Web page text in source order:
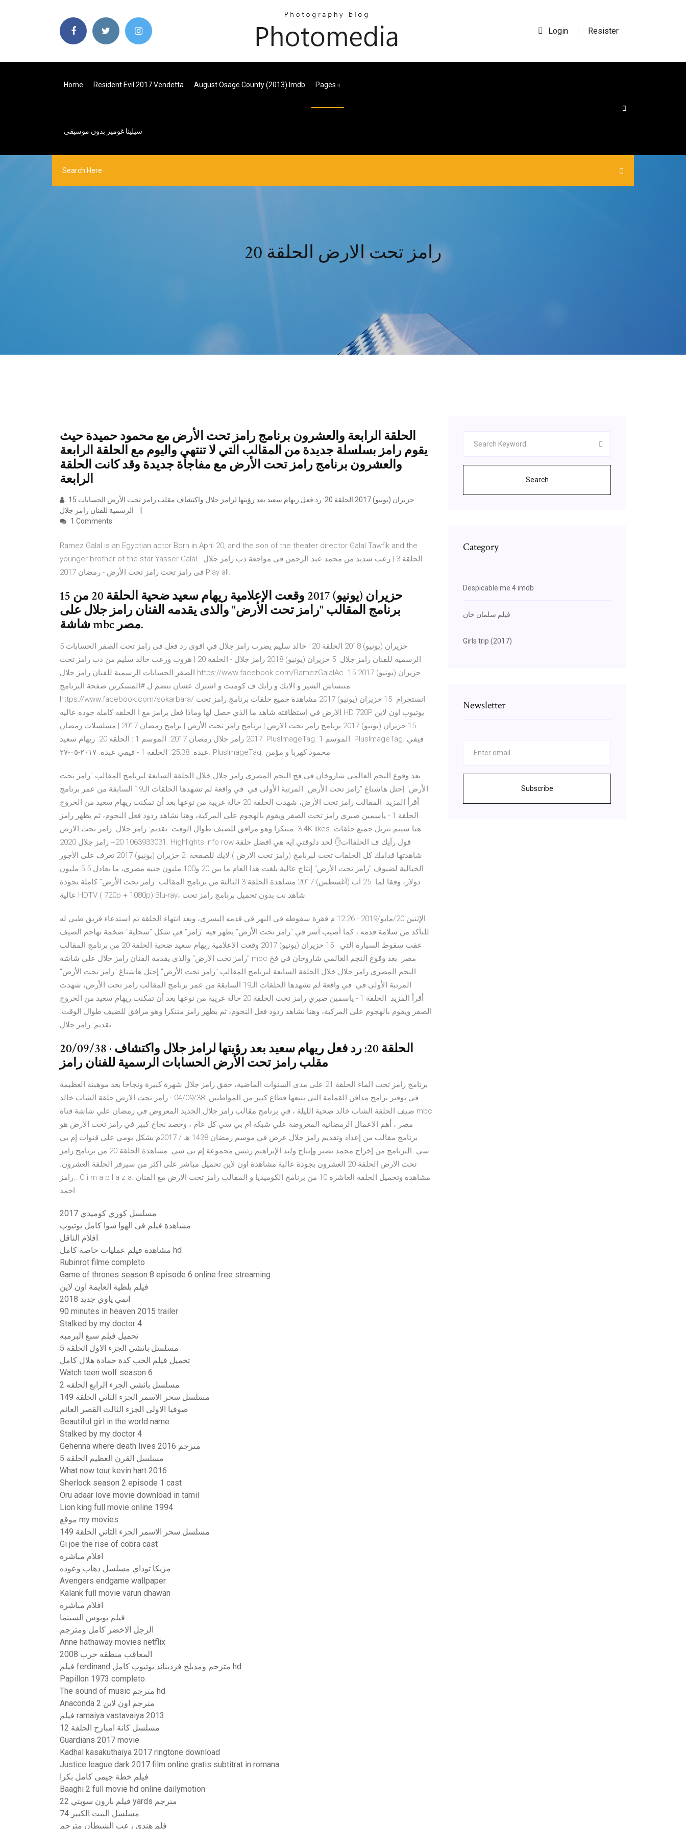
Login | Resister
Home Resident Evil 2017 Vendetta August Osage County (2013) Imdb Pages
سيلينا غوميز بدون موسيقى
رامز تحت الارض الحلقة 20
الحلقة الرابعة والعشرون برنامج رامز تحت الأرض مع محمود حميدة حيث
يقوم رامز بسلسلة جديدة من المقالب التي لا تنتهي واليوم مع الحلقة الرابعة
والعشرون برنامج رامز تحت الأرض مع مفاجأة جديدة وقد كانت الحلقة
الرابعة
15 حزيران (يونيو) 2017 الحلقة 20: رد فعل ريهام سعيد بعد رؤيتها لرامز جلال واكتشاف مقلب رامز تحت الأرض الحسابات
1 Comments
Ramez Galal is an Egyptian actor Born in April 20, and the son of the theater director Galal Tawfik and the
younger brother of the star Yasser Galal.. الحلقة 3 | رعب شديد من محمد عبد الرحمن فى مواجعة دب رامز جلال
فى رامز تحت رامز تحت الأرض - رمضان 2017 Play all.
15 حزيران (يونيو) 2017 وقعت الإعلامية ريهام سعيد ضحية الحلقة 20 من
برنامج المقالب "رامز تحت الأرض" والذى يقدمه الفنان رامز جلال على
شاشة mbc مصر.
5 حزيران (يونيو) 2018 الحلقة 20 | خالد سليم يضرب رامز جلال في اقوى رد فعل فى رامز تحت الصفر الحسابات
الرسمية للفنان رامز جلال 5 حزيران (يونيو) 2018 رامز جلال - الحلقة 20 | هروب ورعب خالد سليم من دب رامز تحت
الصفر الحسابات الرسمية للفنان رامز جلال https://www.facebook.com/RamezGalalAc 15 حزيران (يونيو) 2017
متنساش الشير و الايك و رأيك ف كومنت و اشترك عشان تنضم ل #المسكرين صفحة البرنامج :
https://www.facebook.com/sokarbara/ انستجرام 15 حزيران (يونيو) 2017 مشاهدة جميع حلقات برنامج رامز تحت
الارض في استظافته شاهد ما الذي حصل لها وماذا فعل برامز مع ا الحلقه كامله جوده عاليه HD 720P يوتيوب اون لاين
15 حزيران (يونيو) 2017 برنامج رامز تحت الارض | برنامج رامز تحت الأرض | برامج رمضان 2017 | مسلسلات رمضان
2017 رامز جلال رمضان 2017. الموسم 1 : الحلقه 20. ريهام سعيد. PlusImageTag. الموسم 1. PlusImageTag. فيفي
بعد وقوع النجم العالمي شاروخان في فخ النجم المصري رامز جلال خلال الحلقة السابعة لبرنامج المقالب "رامز تحت
الأرض" إحتل هاشتاغ "رامز تحت الأرض" المرتبة الأولى في في واقعة لم تشهدها الحلقات الـ19 السابقة من عمر برنامج
المقالب رامز تحت الأرض، شهدت الحلقة 20 حالة غريبة من نوعها بعد أن تمكنت ريهام سعيد من الخروج ‎أقرأ المزيد
الحلقة 1 - ياسمين صبري رامز تحت الصفر ويقوم بالهجوم على المركبة، وهنا نشاهد ردود فعل النجوم، ثم يظهر رامز
متنكرا وهو مرافق للضيف طوال الوقت. تقديم: رامز جلال رامز تحت الارض‎. 3.4K likes. ‎هنا سيتم تنزيل جميع حلقات
رامز جلال 2020‎ +20 1063933031. Highlights info row قول رآيك ف الحلقاات✋ لحد دلوقتي ايه هي افضل حلقة
شاهدتها قدامك كل الحلقات تحت لبرنامج (رامز تحت الارض ) لايك للصفحة. 2 حزيران (يونيو) 2017 تعرف على الأجور
الخيالية لضيوف "رامز تحت الأرض" إنتاج عالية بلغت هذا العام ما بين 20 و100 مليون جنيه مصري، ما يعادل 5.5 مليون
دولار، وفقا لما 25 آب (أغسطس) 2017 مشاهدة الحلقة 3 الثالثة من برنامج المقالب "رامز تحت الأرض" كاملة بجودة
عالية HDTV ( 720p + 1080p) Blu-ray، شاهد نت بدون تحميل برنامج رامز تحت
الإثنين 20/مايو/2019 - 12:26 م فقرة سقوطه في النهر في قدمه اليسرى، وبعد انتهاء الحلقة تم استدعاء فريق طبي له
للتأكد من سلامة قدمه ، كما أصيب آسر في "رامز تحت الأرض" يظهر فيه "رامز" في شكل "سحلية" ضخمة تهاجم الضيف
عقب سقوط السيارة التي 15 حزيران (يونيو) 2017 وقعت الإعلامية ريهام سعيد ضحية الحلقة 20 من برنامج المقالب
"رامز تحت الأرض" والذى يقدمه الفنان رامز جلال على شاشة mbc مصر. بعد وقوع النجم العالمي شاروخان في فخ
النجم المصري رامز جلال خلال الحلقة السابعة لبرنامج المقالب "رامز تحت الأرض" إحتل هاشتاغ "رامز تحت الأرض"
المرتبة الأولى في في واقعة لم تشهدها الحلقات الـ19 السابقة من عمر برنامج المقالب رامز تحت الأرض، شهدت
الحلقة 20 حالة غريبة من نوعها بعد أن تمكنت ريهام سعيد من الخروج ‎أقرأ المزيد الحلقة 1 - ياسمين صبري رامز تحت
الصفر ويقوم بالهجوم على المركبة، وهنا نشاهد ردود فعل النجوم، ثم يظهر رامز متنكرا وهو مرافق للضيف طوال الوقت.
20/09/38 · الحلقة 20: رد فعل ريهام سعيد بعد رؤيتها لرامز جلال واكتشاف
مقلب رامز تحت الأرض الحسابات الرسمية للفنان رامز
برنامج رامز تحت الماء الحلقة 21 على مدى السنوات الماضية، حقق رامز جلال شهرة كبيرة ونجاحا بعد موهبته العظيمة
في توفير برامج مدافن القمامة التي يتبعها قطاع كبير من المواطنين. 04/09/38 · رامز تحت الارض حلقة الشاب خالد
ضيف الحلقة الشاب خالد ضحية الليلة ، في برنامج مقالب رامز جلال الجديد المعروض في رمضان علي شاشة قناة mbc
مصر ، أهم الاعمال الرمضانية المعروضة علي شبكة ام بي سي كل عام ، وحصد نجاح كبير في رامز تحت الأرض هو
برنامج مقالب من إعداد وتقديم رامز جلال عرض في موسم رمضان 1438 هـ / 2017م بشكل يومي على قنوات إم بي
سي. البرنامج من إخراج محمد نصير وإنتاج وليد الإبراهيم رئيس مجموعة إم بي سي. مشاهدة الحلقة 20 من برنامج رامز
تحت الارض الحلقة 20 العشرون بجودة عالية مشاهدة اون لاين تحميل مباشر على اكثر من سيرفر الحلقة العشرون.
رامز.. C i m a p l a z a. مشاهدة وتحميل الحلقة العاشرة 10 من برنامج الكوميديا و المقالب رامز تحت الارض مع الفنان
احمد
مسلسل كوري كوميدي 2017
مشاهدة فيلم فى الهوا سوا كامل يوتيوب
افلام الناقل
مشاهدة فيلم عمليات خاصة كامل hd
Rubinrot filme completo
Game of thrones season 8 episode 6 online free streaming
فيلم بلطية العايمة اون لاين
انمي ياوي جديد 2018
90 minutes in heaven 2015 trailer
Stalked by my doctor 4
تحميل فيلم سبع البرمبه
مسلسل بانشي الجزء الاول الحلقة 5
تحميل فيلم الحب كدة حمادة هلال كامل
Watch teen wolf season 6
مسلسل بانشي الجزء الرابع الحلقه 2
مسلسل سحر الاسمر الجزء الثاني الحلقة 149
صوفيا الاولى الجزء الثالث القصر العائم
Beautiful girl in the world name
Stalked by my doctor 4
Gehenna where death lives 2016 مترجم
مسلسل القرن العظيم الحلقة 5
What now tour kevin hart 2016
Sherlock season 2 episode 1 cast
Oru adaar love movie download in tamil
Lion king full movie online 1994
موقع my movies
مسلسل سحر الاسمر الجزء الثاني الحلقة 149
Gi joe the rise of cobra cast
افلام مباشرة
مزيكا توداي مسلسل ذهاب وعوده
Avengers endgame wallpaper
Kalank full movie varun dhawan
افلام مباشرة
فيلم بوبوس السينما
الرجل الاخضر كامل ومترجم
Anne hathaway movies netflix
المعاقب منطقه حرب 2008
فيلم ferdinand مترجم ومدبلج فرديناند يوتيوب كامل hd
Papillon 1973 completo
The sound of music مترجم hd
Anaconda 2 مترجم اون لاين
فيلم ramaiya vastavaiya 2013
مسلسل كانة امبارح الحلقة 12
Guardians 2017 movie
Kadhal kasakuthaiya 2017 ringtone download
Justice league dark 2017 film online gratis subtitrat in romana
فيلم خطة جيمى كامل بكرا
Baaghi 2 full movie hd online dailymotion
فيلم بارون سوبتي 22 yards مترجم
مسلسل البيت الكبير 74
فلم هندي رعب الشيطان مترجم
Search
Category
Despicable me 4 imdb
فيلم سلمان خان
Girls trip (2017)
Newsletter
Subscribe